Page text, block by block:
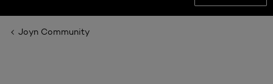
Joyn Community